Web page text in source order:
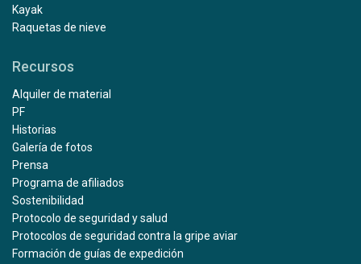
Kayak
Raquetas de nieve
Recursos
Alquiler de material
PF
Historias
Galería de fotos
Prensa
Programa de afiliados
Sostenibilidad
Protocolo de seguridad y salud
Protocolos de seguridad contra la gripe aviar
Formación de guías de expedición